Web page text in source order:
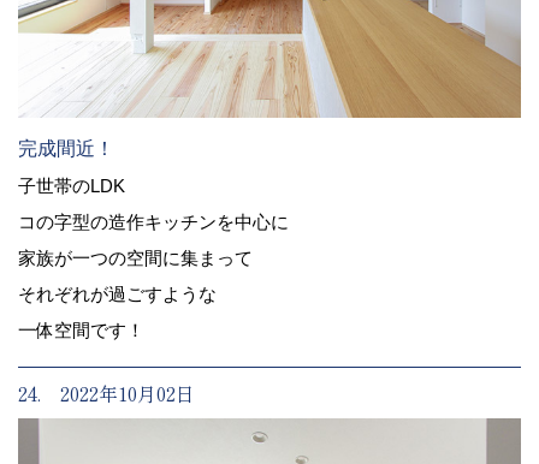
完成間近！
子世帯のLDK
コの字型の造作キッチンを中心に
家族が一つの空間に集まって
それぞれが過ごすような
一体空間です！
24. 2022年10月02日